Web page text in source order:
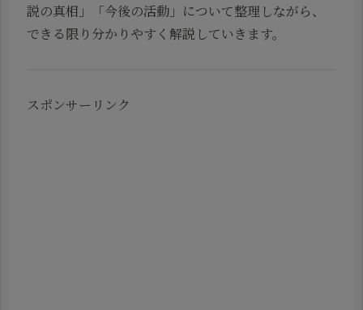
説の真相」「今後の活動」について整理しながら、
できる限り分かりやすく解説していきます。
スポンサーリンク